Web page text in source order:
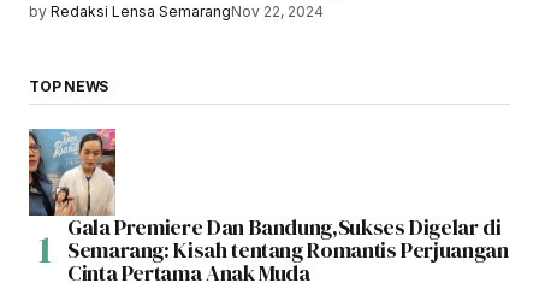
by Redaksi Lensa SemarangNov 22, 2024
TOP NEWS
Gala Premiere Dan Bandung,Sukses Digelar di
Semarang: Kisah tentang Romantis Perjuangan
Cinta Pertama Anak Muda